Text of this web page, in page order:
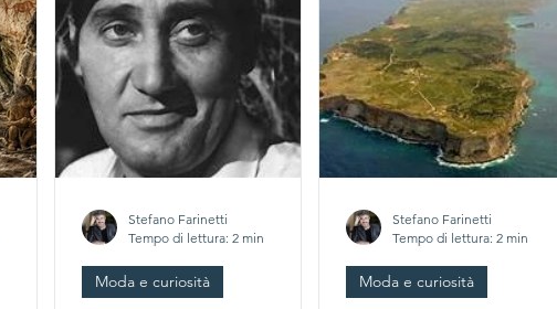
Moda e curiosità
Stefano Farinetti
Tempo di lettura: 2 min
Moda e curiosità
Stefano Farinetti
Tempo di lettura: 2 min